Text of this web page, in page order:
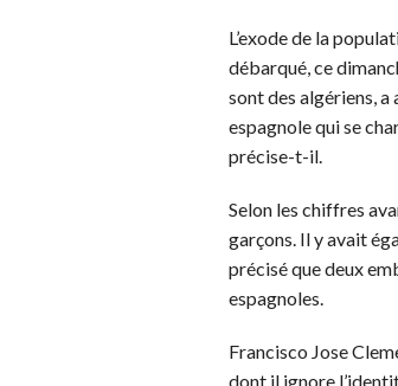
L’exode de la
débarqué, ce
sont des algériens,
espagnole qui se
précise-t-il.
Selon les chiffres
garçons. Il y avait
précisé que deux
espagnoles.
Francisco Jose
dont il ignore